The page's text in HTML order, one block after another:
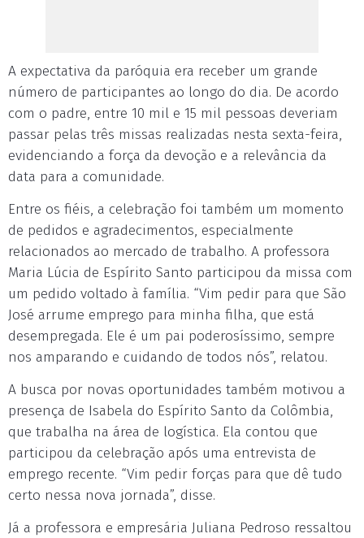
A expectativa da paróquia era receber um grande
número de participantes ao longo do dia. De acordo
com o padre, entre 10 mil e 15 mil pessoas deveriam
passar pelas três missas realizadas nesta sexta-feira,
evidenciando a força da devoção e a relevância da
data para a comunidade.
Entre os fiéis, a celebração foi também um momento
de pedidos e agradecimentos, especialmente
relacionados ao mercado de trabalho. A professora
Maria Lúcia de Espírito Santo participou da missa com
um pedido voltado à família. “Vim pedir para que São
José arrume emprego para minha filha, que está
desempregada. Ele é um pai poderosíssimo, sempre
nos amparando e cuidando de todos nós”, relatou.
A busca por novas oportunidades também motivou a
presença de Isabela do Espírito Santo da Colômbia,
que trabalha na área de logística. Ela contou que
participou da celebração após uma entrevista de
emprego recente. “Vim pedir forças para que dê tudo
certo nessa nova jornada”, disse.
Já a professora e empresária Juliana Pedroso ressaltou